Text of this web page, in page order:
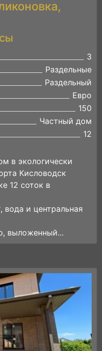
3
Раздельные
Раздельный
Евро
150
Частный дом
12
в экологически
Кисловодск
12 соток в
вода и центральная
выложенный...